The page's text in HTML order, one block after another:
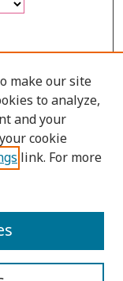
make our site
to analyze,
and your
cookie
link. For more